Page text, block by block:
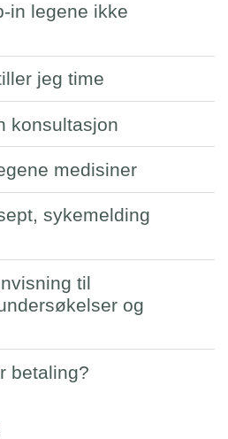
in legene ikke
jeg time
konsultasjon
medisiner
sykemelding
til
og
betaling?